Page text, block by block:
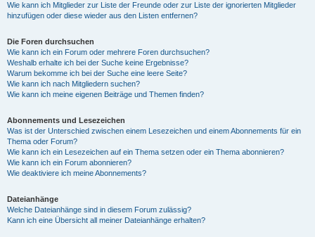
Wie kann ich Mitglieder zur Liste der Freunde oder zur Liste der ignorierten Mitglieder
hinzufügen oder diese wieder aus den Listen entfernen?
Die Foren durchsuchen
Wie kann ich ein Forum oder mehrere Foren durchsuchen?
Weshalb erhalte ich bei der Suche keine Ergebnisse?
Warum bekomme ich bei der Suche eine leere Seite?
Wie kann ich nach Mitgliedern suchen?
Wie kann ich meine eigenen Beiträge und Themen finden?
Abonnements und Lesezeichen
Was ist der Unterschied zwischen einem Lesezeichen und einem Abonnements für ein
Thema oder Forum?
Wie kann ich ein Lesezeichen auf ein Thema setzen oder ein Thema abonnieren?
Wie kann ich ein Forum abonnieren?
Wie deaktiviere ich meine Abonnements?
Dateianhänge
Welche Dateianhänge sind in diesem Forum zulässig?
Kann ich eine Übersicht all meiner Dateianhänge erhalten?